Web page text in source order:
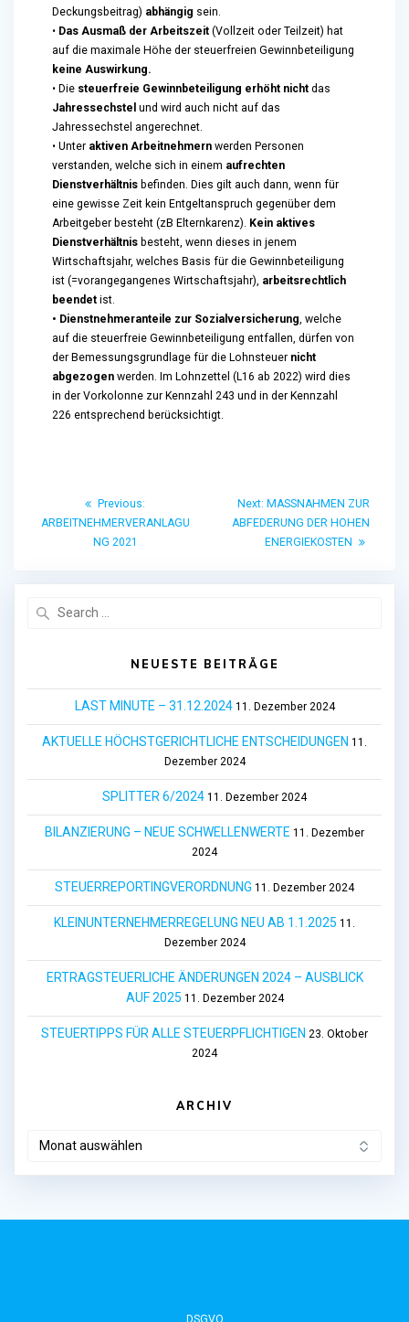
Deckungsbeitrag) abhängig sein.
• Das Ausmaß der Arbeitszeit (Vollzeit oder Teilzeit) hat
auf die maximale Höhe der steuerfreien Gewinnbeteiligung
keine Auswirkung.
• Die steuerfreie Gewinnbeteiligung erhöht nicht das
Jahressechstel und wird auch nicht auf das
Jahressechstel angerechnet.
• Unter aktiven Arbeitnehmern werden Personen
verstanden, welche sich in einem aufrechten
Dienstverhältnis befinden. Dies gilt auch dann, wenn für
eine gewisse Zeit kein Entgeltanspruch gegenüber dem
Arbeitgeber besteht (zB Elternkarenz). Kein aktives
Dienstverhältnis besteht, wenn dieses in jenem
Wirtschaftsjahr, welches Basis für die Gewinnbeteiligung
ist (=vorangegangenes Wirtschaftsjahr), arbeitsrechtlich
beendet ist.
• Dienstnehmeranteile zur Sozialversicherung, welche
auf die steuerfreie Gewinnbeteiligung entfallen, dürfen von
der Bemessungsgrundlage für die Lohnsteuer nicht
abgezogen werden. Im Lohnzettel (L16 ab 2022) wird dies
in der Vorkolonne zur Kennzahl 243 und in der Kennzahl
226 entsprechend berücksichtigt.
Beitragsnavigation
Previous:
post:
ARBEITNEHMERVERANLAGU
NG 2021
Next: Next
post:
MASSNAHMEN ZUR
ABFEDERUNG DER HOHEN
ENERGIEKOSTEN
NEUESTE BEITRÄGE
LAST MINUTE – 31.12.2024 11. Dezember 2024
AKTUELLE HÖCHSTGERICHTLICHE ENTSCHEIDUNGEN 11.
Dezember 2024
SPLITTER 6/2024 11. Dezember 2024
BILANZIERUNG – NEUE SCHWELLENWERTE 11. Dezember
2024
STEUERREPORTINGVERORDNUNG 11. Dezember 2024
KLEINUNTERNEHMERREGELUNG NEU AB 1.1.2025 11.
Dezember 2024
ERTRAGSTEUERLICHE ÄNDERUNGEN 2024 – AUSBLICK
AUF 2025 11. Dezember 2024
STEUERTIPPS FÜR ALLE STEUERPFLICHTIGEN 23. Oktober
2024
ARCHIV
DSGVO